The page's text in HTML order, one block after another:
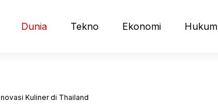
Dunia Tekno Ekonomi Hukum
Kuliner di Thailand